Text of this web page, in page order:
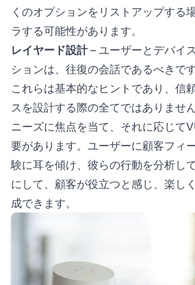
くのオプションをリストアップする
ラする可能性があります。
レイヤード設計– ユーザーとデバイ
ションは、往復の会話であるべきです
これらは基本的なヒントであり、信
スを設計する際の全てではありませ
ニーズに焦点を当て、それに応じて
要があります。ユーザーに顧客フィ
験に耳を傾け、彼らの行動を分析し
にして、顧客が役立つと感じ、楽し
成できます。